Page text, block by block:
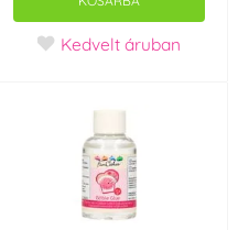
Kedvelt áruban